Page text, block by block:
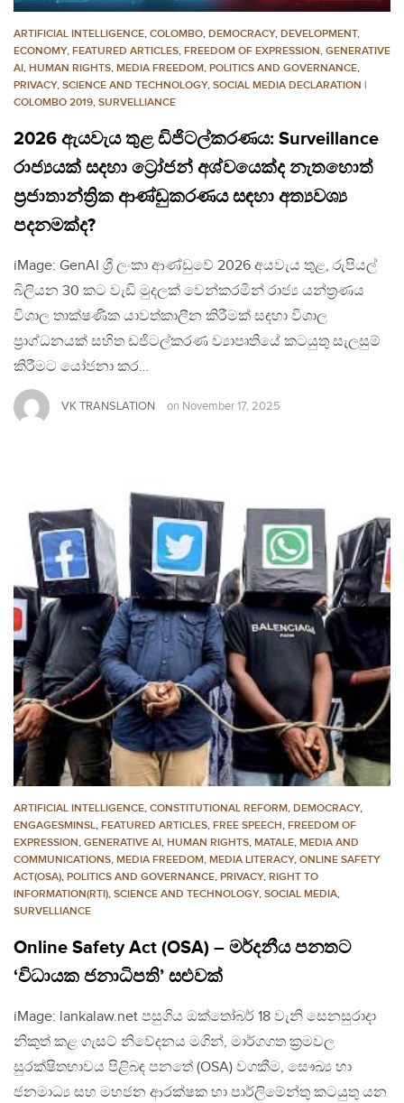
ARTIFICIAL INTELLIGENCE, COLOMBO, DEMOCRACY, DEVELOPMENT,
ECONOMY, FEATURED ARTICLES, FREEDOM OF EXPRESSION, GENERATIVE
AI, HUMAN RIGHTS, MEDIA FREEDOM, POLITICS AND GOVERNANCE,
PRIVACY, SCIENCE AND TECHNOLOGY, SOCIAL MEDIA DECLARATION |
COLOMBO 2019, SURVELLIANCE
2026 ඇයවැය තුළ ඩිජිටල්කරණය: Surveillance
රාජ්‍යයක් සදහා ට්‍රෝජන් අශ්වයෙක්ද නැතහොත්
ප්‍රජාතාන්ත්‍රික ආණ්ඩුකරණය සඳහා අත්‍යවශ්‍ය
පදනමක්ද?
iMage: GenAI ශ්‍රී ලංකා ආණ්ඩුවේ 2026 අයවැය තුළ, රුපියල්
බිලියන 30 කට වැඩි මුදලක් වෙන්කරමින් රාජ්‍ය යන්ත්‍රණය
විශාල තාක්ෂණික යාවත්කාලීන කිරීමක් සඳහා විශාල
ප්‍රාග්ධනයක් සහිත ඩජිටල්කරණ ව්‍යාපෘතියේ කටයුතු සැලසුම්
කිරීමට යෝජනා කර…
VK TRANSLATION on November 17, 2025
ARTIFICIAL INTELLIGENCE, CONSTITUTIONAL REFORM, DEMOCRACY,
ENGAGESMINSL, FEATURED ARTICLES, FREE SPEECH, FREEDOM OF
EXPRESSION, GENERATIVE AI, HUMAN RIGHTS, MATALE, MEDIA AND
COMMUNICATIONS, MEDIA FREEDOM, MEDIA LITERACY, ONLINE SAFETY
ACT(OSA), POLITICS AND GOVERNANCE, PRIVACY, RIGHT TO
INFORMATION(RTI), SCIENCE AND TECHNOLOGY, SOCIAL MEDIA,
SURVELLIANCE
Online Safety Act (OSA) – මර්දනීය පනතට
‘විධායක ජනාධිපති’ සළුවක්
iMage: lankalaw.net පසුගිය ඔක්තෝබර් 18 වැනි සෙනසුරාදා
නිකුත් කළ ගැසට් නිවේදනය මගින්, මාර්ගගත ක්‍රමවල
සුරක්ෂිතභාවය පිළිබඳ පනතේ (OSA) වගකීම, සෞඛ්‍ය හා
ජනමාධ්‍ය සහ මහජන ආරක්ෂක හා පාර්ලිමේන්තු කටයුතු යන